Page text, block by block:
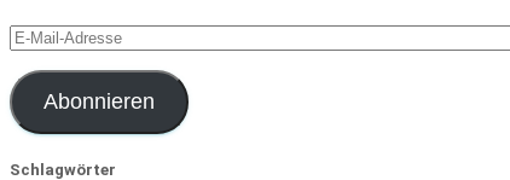
E-
Mail-
Adresse
Abonnieren
Schlagwörter